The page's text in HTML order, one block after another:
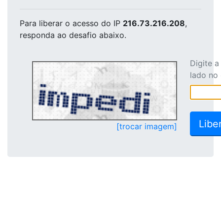
Para liberar o acesso do IP 216.73.216.208,
responda ao desafio abaixo.
[trocar imagem]
Digite
lado no